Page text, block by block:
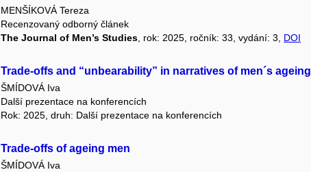
MENŠÍKOVÁ Tereza
Recenzovaný odborný článek
The Journal of Men’s Studies , rok: 2025, ročník: 33, vydání: 3, DOI
Trade-offs and “unbearability” in narratives of men´s ageing
ŠMÍDOVÁ Iva
Další prezentace na konferencích
Rok: 2025, druh: Další prezentace na konferencích
Trade-offs of ageing men
ŠMÍDOVÁ Iva